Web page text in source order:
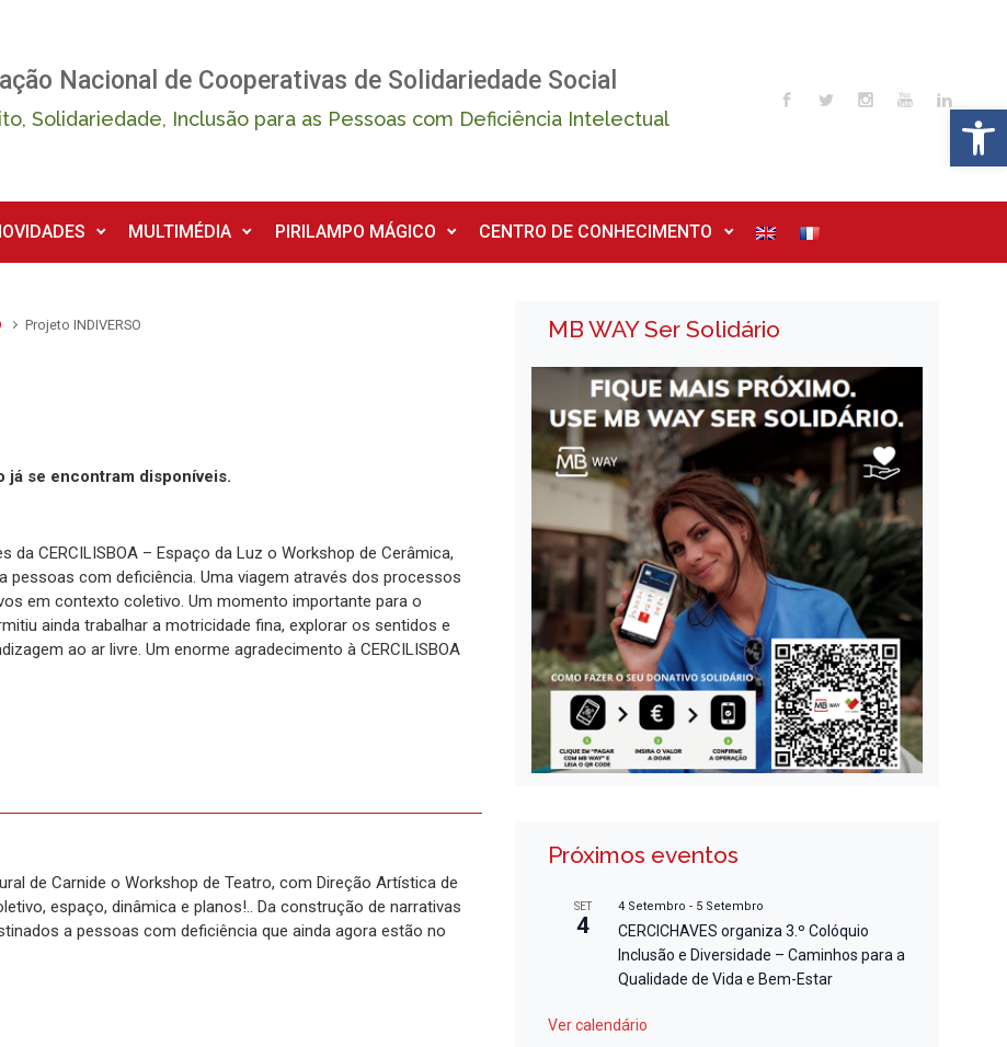
Nacional de Cooperativas de Solidariedade Social
Solidariedade, Inclusão para as Pessoas com Deficiência Intelectual
MULTIMÉDIA PIRILAMPO MÁGICO CENTRO DE CONHECIMENTO
Projeto INDIVERSO
já se encontram disponíveis.
CERCILISBOA – Espaço da Luz o Workshop de Cerâmica,
pessoas com deficiência. Uma viagem através dos processos
em contexto coletivo. Um momento importante para o
ainda trabalhar a motricidade fina, explorar os sentidos e
ao ar livre. Um enorme agradecimento à CERCILISBOA
de Carnide o Workshop de Teatro, com Direção Artística de
espaço, dinâmica e planos!.. Da construção de narrativas
a pessoas com deficiência que ainda agora estão no
MB WAY Ser Solidário
Próximos eventos
SET
4
4 Setembro - 5 Setembro
CERCICHAVES organiza 3.º Colóquio
Inclusão e Diversidade – Caminhos para a
Qualidade de Vida e Bem-Estar
Ver calendário